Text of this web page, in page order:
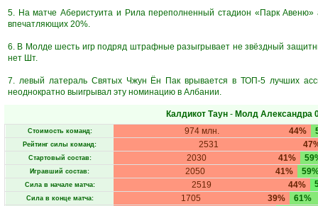
5. На матче Аберистуита и Рила переполненный стадион «Парк Авеню»
впечатляющих 20%.
6. В Молде шесть игр подряд штрафные разыгрывает не звёздный
нет Шт.
7. левый латераль Святых Чжун Ён Пак врывается в ТОП-5 лучших
неоднократно выигрывал эту номинацию в Албании.
Калдикот Таун- Молд Александра
Стоимость команд: 44%
974 млн.
Рейтинг силы команд: 2531
Стартовый состав: 41%
2030
Игравший состав: 41%
2050
Сила в начале матча: 44%
2519
Сила в конце матча: 39%
1705 61%